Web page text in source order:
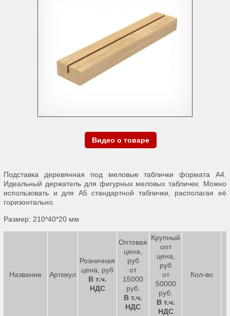
Видео о товаре
Подставка деревянная под меловые таблички формата А4.
Идеальный держатель для фигурных меловых табличек. Можно
использовать и для А5 стандартной таблички, располагая её
горизонтально.
Размер: 210*40*20 мм.
Название Артикул
Розничная
цена, руб
В т.ч.
НДС
Оптовая
цена,
руб
от
15000
руб.
В т.ч.
НДС
Крупный
опт
цена,
руб
от
50000
руб.
В т.ч.
НДС
Кол-во